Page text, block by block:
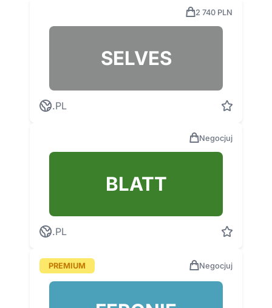
2 740 PLN
SELVES
.PL
Negocjuj
BLATT
.PL
PREMIUM Negocjuj